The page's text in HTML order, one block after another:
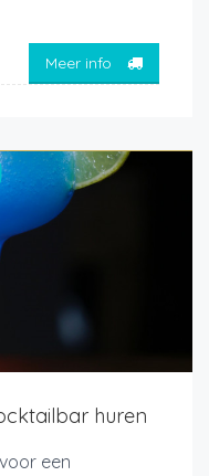
Meer info
huren
een